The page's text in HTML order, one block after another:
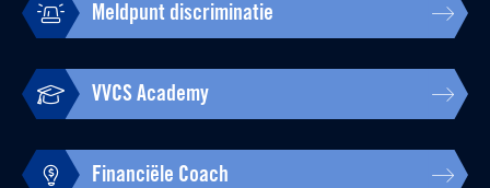
Meldpunt discriminatie
VVCS Academy
Financiële Coach